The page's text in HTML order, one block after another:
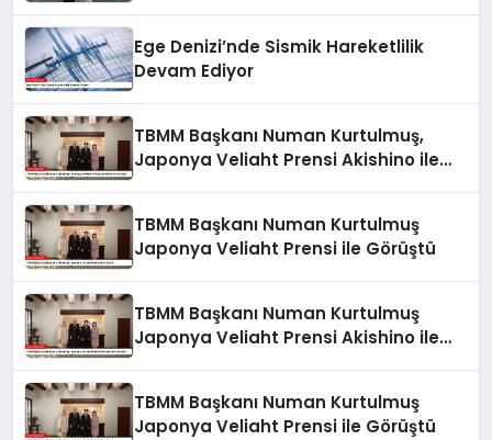
Ege Denizi’nde Sismik Hareketlilik
Devam Ediyor
TBMM Başkanı Numan Kurtulmuş,
Japonya Veliaht Prensi Akishino ile
TBMM Başkanı Numan Kurtulmuş
Japonya Veliaht Prensi ile Görüştü
TBMM Başkanı Numan Kurtulmuş
Japonya Veliaht Prensi Akishino ile
TBMM Başkanı Numan Kurtulmuş
Japonya Veliaht Prensi ile Görüştü